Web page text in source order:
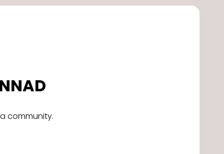
community.